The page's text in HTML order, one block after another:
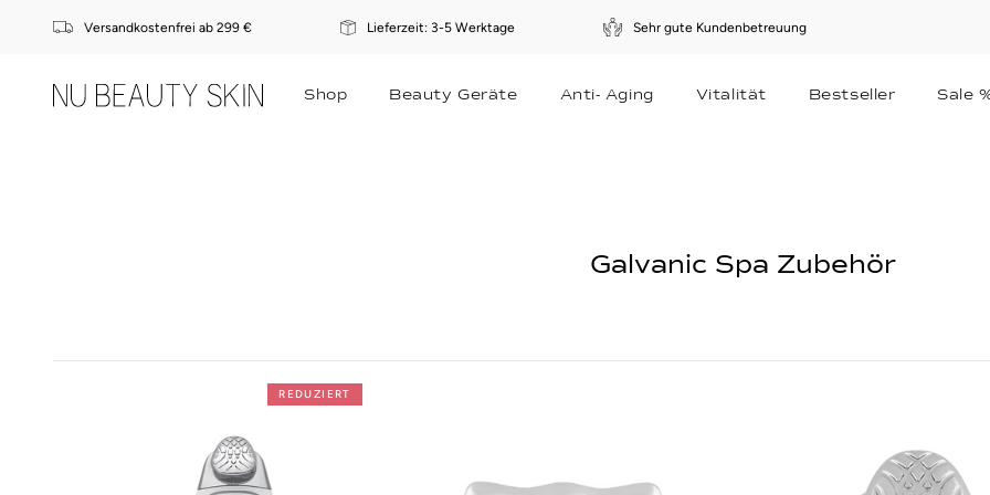
Versandkostenfrei ab 299 € Lieferzeit: 3-5 Werktage Sehr gute Kundenbetreuung
Shop Beauty Geräte Anti- Aging Vitalität Bestseller Sale
Galvanic Spa Zubehör
REDUZIERT